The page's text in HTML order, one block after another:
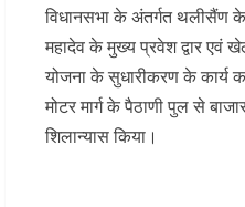
विधानसभा के अंतर्गत थलीसैंण के
महादेव के मुख्य प्रवेश द्वार एवं
योजना के सुधारीकरण के कार्य
मोटर मार्ग के पैठाणी पुल से
शिलान्यास किया।